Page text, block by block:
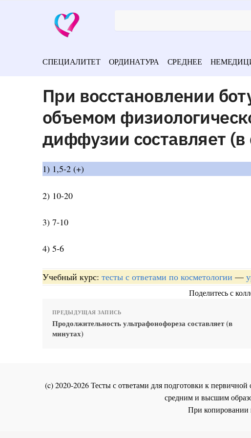
СПЕЦИАЛИТЕТ ОРДИНАТУРА СРЕДНЕЕ
При восстановлении
объемом
диффузии составляет (в
1) 1,5-2 (+)
2) 10-20
3) 7-10
4) 5-6
Учебный курс: тесты с ответами по косметологии —
Поделитесь с
ПРЕДЫДУЩАЯ ЗАПИСЬ
Продолжительность ультрафонофореза составляет (в
минутах)
(c) 2020-2026 Тесты с ответами для подготовки к
средним и высшим
При копировании